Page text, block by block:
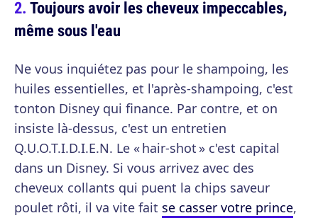
Toujours avoir les cheveux impeccables,
même sous l'eau
Ne vous inquiétez pas pour le shampoing, les
huiles essentielles, et l'après-shampoing, c'est
tonton Disney qui finance. Par contre, et on
insiste là-dessus, c'est un entretien
Q.U.O.T.I.D.I.E.N. Le « hair-shot » c'est capital
dans un Disney. Si vous arrivez avec des
cheveux collants qui puent la chips saveur
poulet rôti, il va vite fait se casser votre prince,